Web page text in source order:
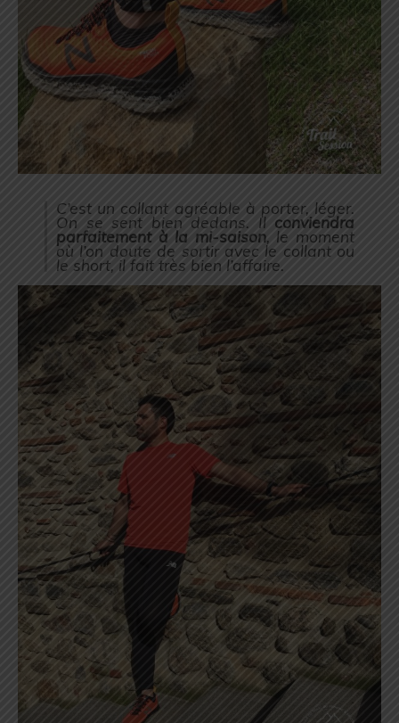
C’est un collant agréable à porter, léger.
On se sent bien dedans. Il conviendra
parfaitement à la mi-saison, le moment
où l’on doute de sortir avec le collant ou
le short, il fait très bien l’affaire.